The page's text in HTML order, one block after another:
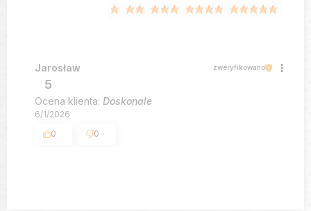
Jarosław zweryfikowano
5
Ocena klienta: Doskonale
6/1/2026
0
0